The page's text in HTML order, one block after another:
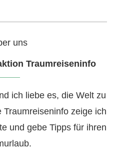
Traumreiseninfo
ich liebe es, die Welt zu
zeige ich
und gebe Tipps für ihren